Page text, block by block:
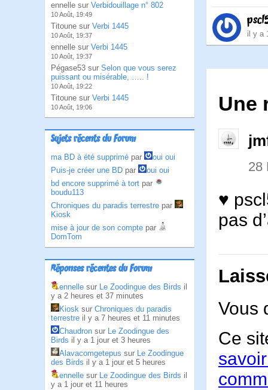
ennelle sur Verbidouillage n° 802
10 Août, 19:49
Titoune sur Verbi 1445
10 Août, 19:37
ennelle sur Verbi 1445
10 Août, 19:37
Pégase53 sur Selon que vous serez
puissant ou misérable, ….. !
10 Août, 19:22
Titoune sur Verbi 1445
10 Août, 19:06
Sujets récents du Forum
ma BD à été supprimé par
oui oui
Puis-je créer une BD par
oui oui
bd encore supprimé à tort par
boudu113
Chroniques du paradis terrestre par
Kiosk
mise à jour de son compte par
DomTom
Réponses récentes du Forum
ennelle sur Le Zoodingue des Birds il
y a 2 heures et 37 minutes
Kiosk sur Chroniques du paradis
terrestre il y a 7 heures et 11 minutes
Chaudron sur Le Zoodingue des
Birds il y a 1 jour et 3 heures
Alavacomgetepus sur Le Zoodingue
des Birds il y a 1 jour et 5 heures
ennelle sur Le Zoodingue des Birds il
y a 1 jour et 11 heures
il y a
Une
28
♥
pas
Vous
Ce